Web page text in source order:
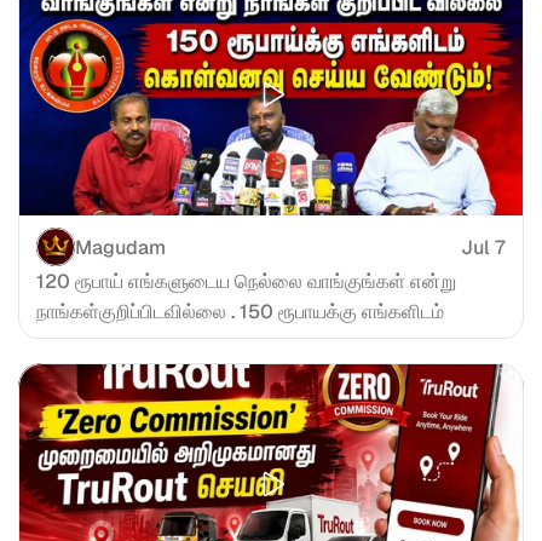
Magudam
Jul 7
120 ரூபாய் எங்களுடைய நெல்லை வாங்குங்கள் என்று
நாங்கள்குறிப்பிடவில்லை . 150 ரூபாயக்கு எங்களிடம்